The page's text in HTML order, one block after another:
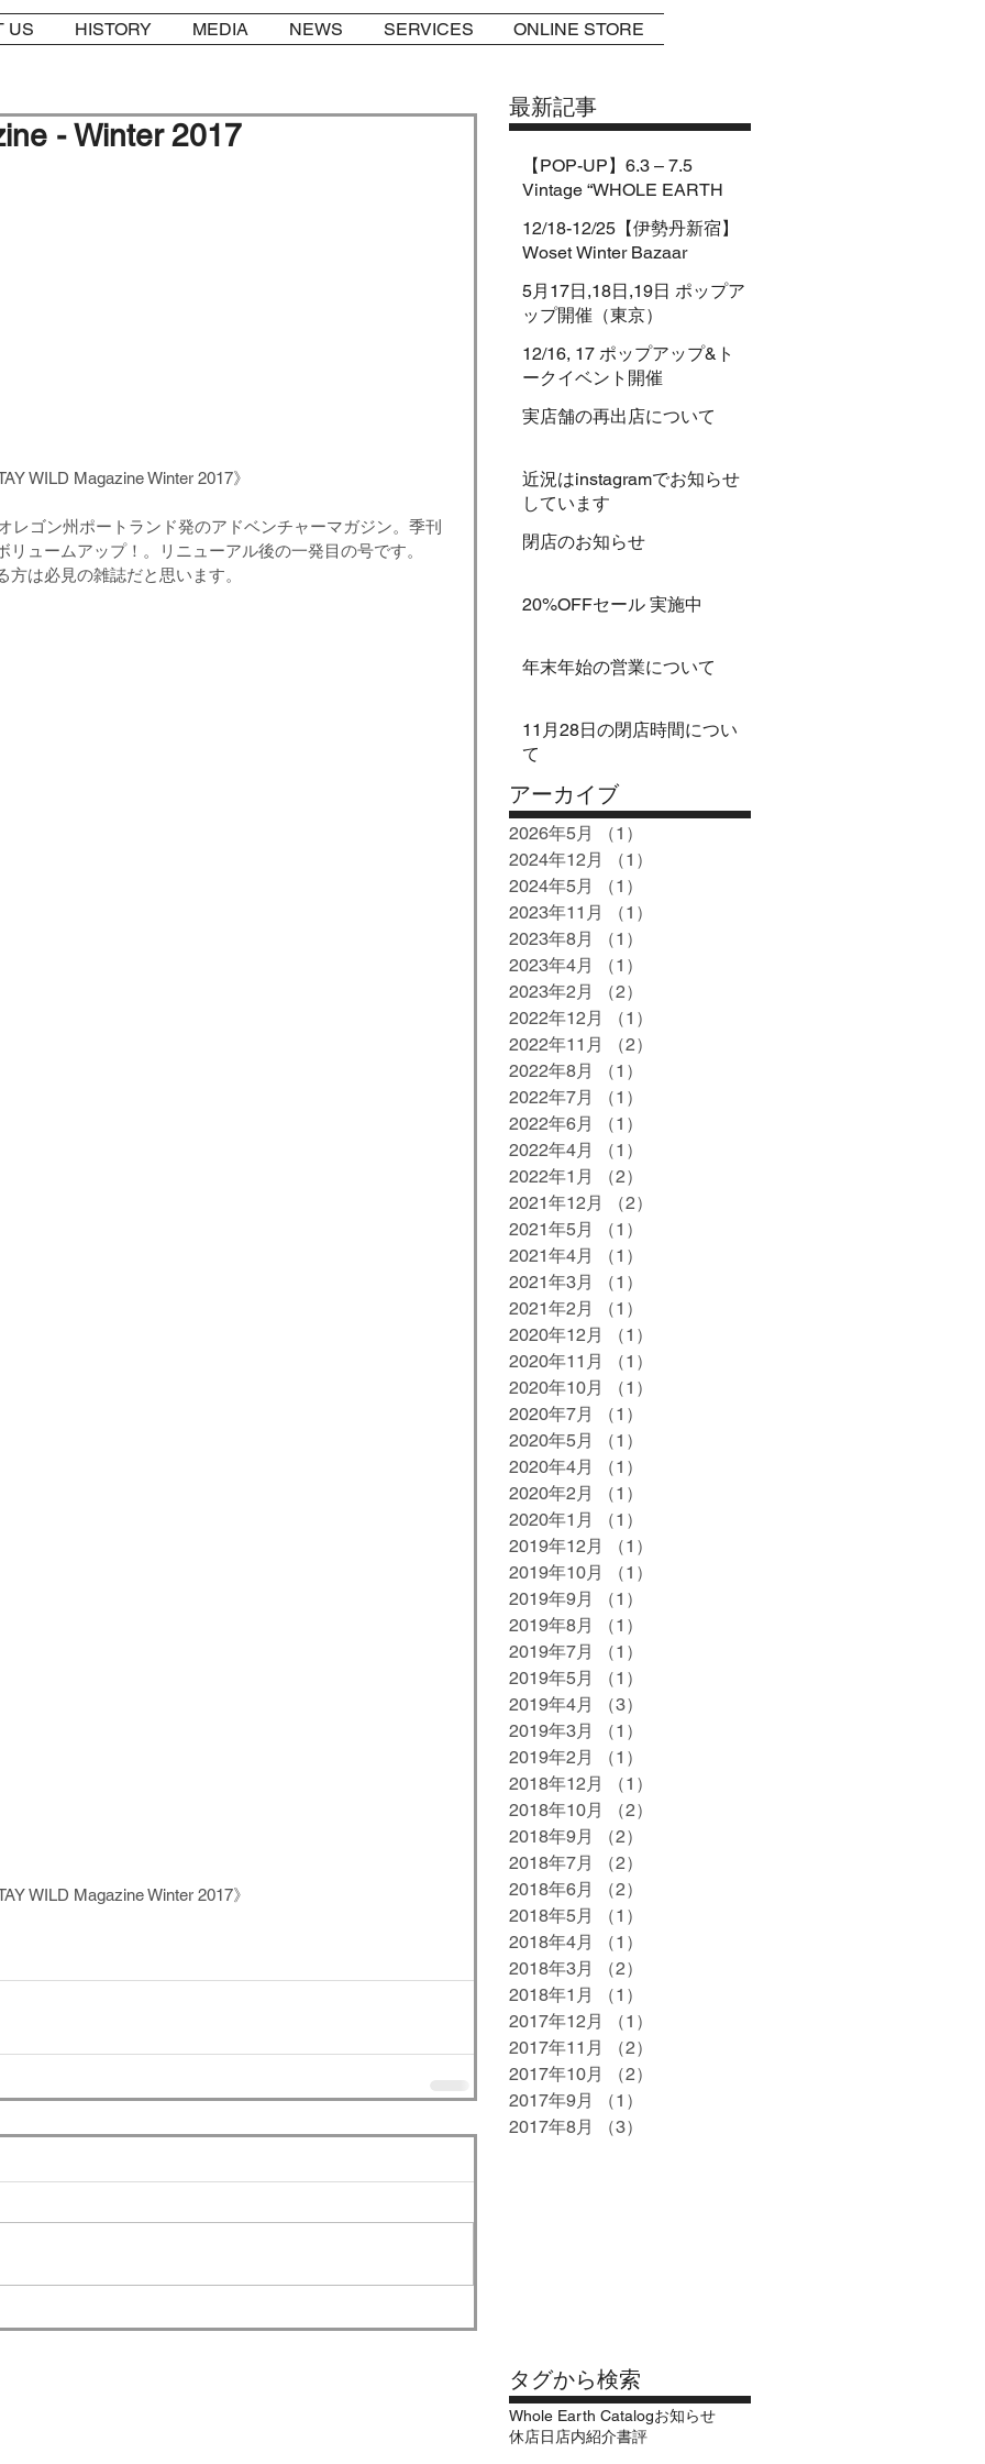
US HISTORY MEDIA NEWS SERVICES ONLINE STORE
- Winter 2017
WILD Magazine Winter 2017》
レゴン州ポートランド発のアドベンチャーマガジン。季刊
ュームアップ！。リニューアル後の一発目の号です。
は必見の雑誌だと思います。
WILD Magazine Winter 2017》
最新記事
【POP-UP】6.3 – 7.5
Vintage “WHOLE EARTH
CATALOG” pop-up by
CATALOG&BOOKs
12/18-12/25【伊勢丹新宿】
Woset Winter Bazaar
5月17日,18日,19日 ポップア
ップ開催（東京）
12/16, 17 ポップアップ&ト
ークイベント開催
実店舗の再出店について
近況はinstagramでお知らせ
しています
閉店のお知らせ
20%OFFセール 実施中
年末年始の営業について
11月28日の閉店時間につい
て
アーカイブ
2026年5月 （1）
2024年12月
（1）
2024年5月
（1）
2023年11月
（1）
2023年8月
（1）
2023年4月
（1）
2023年2月
（2）
2022年12月
（1）
2022年11月
（2）
2022年8月
（1）
2022年7月
（1）
2022年6月
（1）
2022年4月
（1）
2022年1月
（2）
2021年12月
（2）
2021年5月
（1）
2021年4月
（1）
2021年3月
（1）
2021年2月
（1）
2020年12月
（1）
2020年11月
（1）
2020年10月
（1）
2020年7月
（1）
2020年5月
（1）
2020年4月
（1）
2020年2月
（1）
2020年1月
（1）
2019年12月
（1）
2019年10月
（1）
2019年9月
（1）
2019年8月
（1）
2019年7月
（1）
2019年5月
（1）
2019年4月
（3）
2019年3月
（1）
2019年2月
（1）
2018年12月
（1）
2018年10月
（2）
2018年9月
（2）
2018年7月
（2）
2018年6月
（2）
2018年5月
（1）
2018年4月
（1）
2018年3月
（2）
2018年1月
（1）
2017年12月
（1）
2017年11月
（2）
2017年10月
（2）
2017年9月
（1）
2017年8月
（3）
タグから検索
Whole Earth Catalogお知らせ
休店日 店内紹介書評